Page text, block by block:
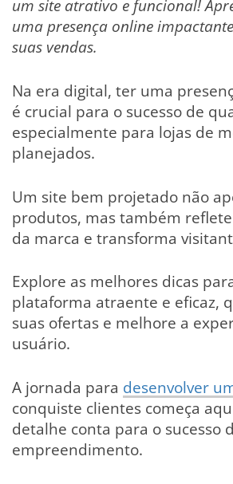
um site atrativo e funcional!
uma presença online
suas vendas.
Na era digital, ter uma
é crucial para o sucesso de
especialmente para lojas de
planejados.
Um site bem projetado não
produtos, mas também
da marca e transforma
Explore as melhores dicas
plataforma atraente e eficaz,
suas ofertas e melhore a
usuário.
A jornada para desenvolver
conquiste clientes começa
detalhe conta para o sucesso
empreendimento.